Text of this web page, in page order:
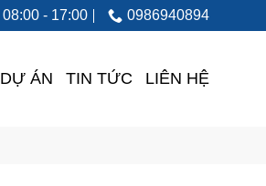
08:00 - 17:00 0986940894
DỰ ÁN TIN TỨC LIÊN HỆ